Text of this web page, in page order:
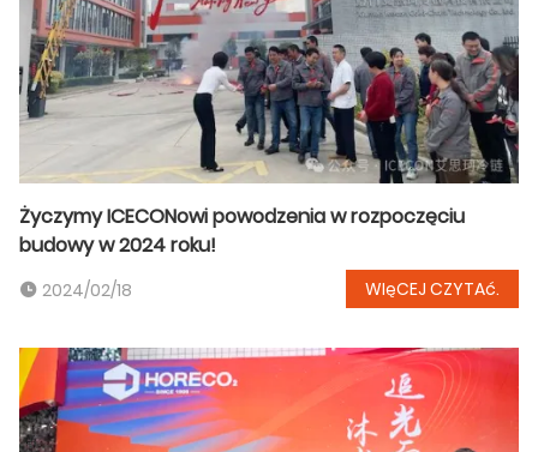
Życzymy ICECONowi powodzenia w rozpoczęciu
budowy w 2024 roku!
2024/02/18 WIęCEJ CZYTAć.